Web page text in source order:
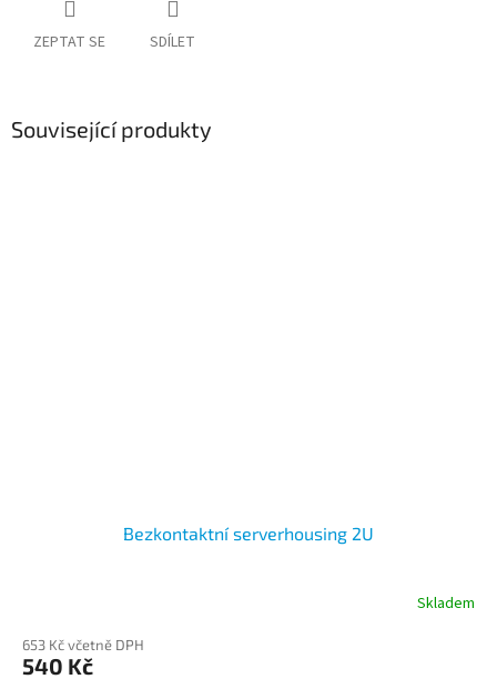
ZEPTAT SE SDÍLET
Související produkty
Bezkontaktní serverhousing 2U
Skladem
653 Kč včetně DPH
540 Kč